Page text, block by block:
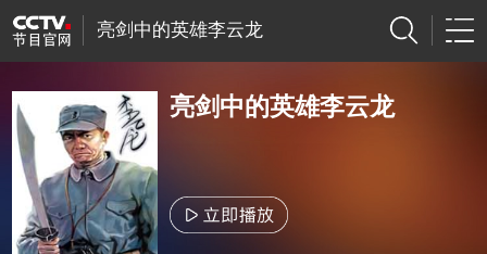
亮剑中的英雄李云龙
亮剑中的英雄李云龙